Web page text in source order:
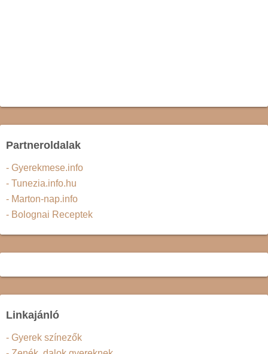
Partneroldalak
- Gyerekmese.info
- Tunezia.info.hu
- Marton-nap.info
- Bolognai Receptek
Linkajánló
- Gyerek színezők